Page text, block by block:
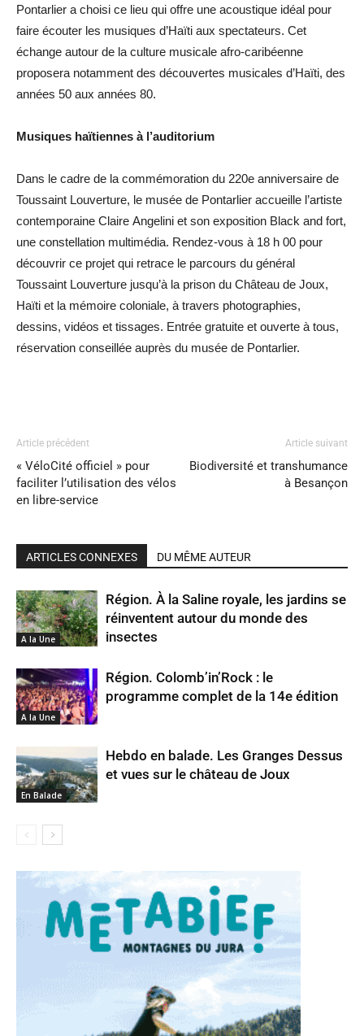
Pontarlier a choisi ce lieu qui offre une acoustique idéal pour
faire écouter les musiques d’Haïti aux spectateurs. Cet
échange autour de la culture musicale afro-caribéenne
proposera notamment des découvertes musicales d’Haïti, des
années 50 aux années 80.
Musiques haïtiennes à l’auditorium
Dans le cadre de la commémoration du 220e anniversaire de
Toussaint Louverture, le musée de Pontarlier accueille l’artiste
contemporaine Claire Angelini et son exposition Black and fort,
une constellation multimédia. Rendez-vous à 18 h 00 pour
découvrir ce projet qui retrace le parcours du général
Toussaint Louverture jusqu’à la prison du Château de Joux,
Haïti et la mémoire coloniale, à travers photographies,
dessins, vidéos et tissages. Entrée gratuite et ouverte à tous,
réservation conseillée auprès du musée de Pontarlier.
Article précédent
« VéloCité officiel » pour
faciliter l’utilisation des vélos
en libre-service
Article suivant
Biodiversité et transhumance
à Besançon
ARTICLES CONNEXES DU MÊME AUTEUR
A la Une
Région. À la Saline royale, les jardins se
réinventent autour du monde des
insectes
A la Une
Région. Colomb’in’Rock : le
programme complet de la 14e édition
En Balade
Hebdo en balade. Les Granges Dessus
et vues sur le château de Joux